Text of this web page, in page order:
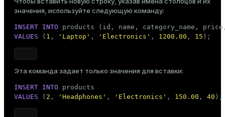
CREATE TABLE products
    id
INT ,
    name
    category_name
    price
    stock
INT
WITH (appendoptimized =
    DISTRIBUTED
BY (id);
значения, используйте следующую команду:
INSERT INTO
VALUES ( 1 , 'Laptop' , 'Electronics' , 1200.00 , 15 );
Эта команда задает только значения для вставки:
INSERT INTO
VALUES ( 2 , 'Headphones' , 'Electronics' , 150.00 , 40 );